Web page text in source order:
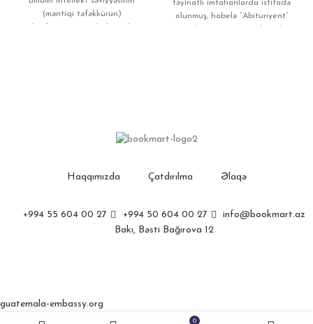
(məntiqi təfəkkürün)
təyinatlı imtahanlarda istifadə
olunmuş, habelə “Abituriyent”
Haqqımızda Çatdırılma Əlaqə
+994 55 604 00 27 +994 50 604 00 27
info@bookmart.az
Bakı, Bəsti Bağırova 12
guatemala-embassy.org
0